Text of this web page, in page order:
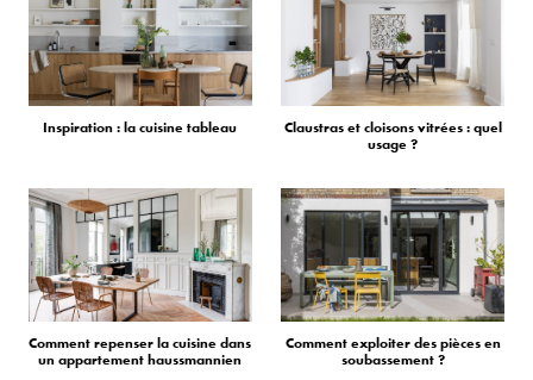
Inspiration : la cuisine tableau
Claustras et cloisons vitrées : quel
usage ?
Comment repenser la cuisine dans
un appartement haussmannien
Comment exploiter des pièces en
soubassement ?